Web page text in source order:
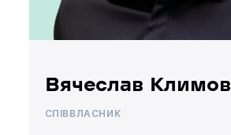
Вячеслав Климов
СПІВВЛАСНИК